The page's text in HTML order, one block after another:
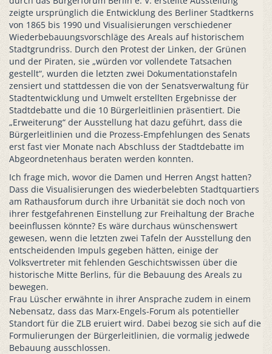
zeigte ursprünglich die Entwicklung des Berliner Stadtkerns
von 1865 bis 1990 und Visualisierungen verschiedener
Wiederbebauungsvorschläge des Areals auf historischem
Stadtgrundriss. Durch den Protest der Linken, der Grünen
und der Piraten, sie „würden vor vollendete Tatsachen
gestellt“, wurden die letzten zwei Dokumentationstafeln
zensiert und stattdessen die von der Senatsverwaltung für
Stadtentwicklung und Umwelt erstellten Ergebnisse der
Stadtdebatte und die 10 Bürgerleitlinien präsentiert. Die
„Erweiterung“ der Ausstellung hat dazu geführt, dass die
Bürgerleitlinien und die Prozess-Empfehlungen des Senats
erst fast vier Monate nach Abschluss der Stadtdebatte im
Abgeordnetenhaus beraten werden konnten.
Ich frage mich, wovor die Damen und Herren Angst hatten?
Dass die Visualisierungen des wiederbelebten Stadtquartiers
am Rathausforum durch ihre Urbanität sie doch noch von
ihrer festgefahrenen Einstellung zur Freihaltung der Brache
beeinflussen könnte? Es wäre durchaus wünschenswert
gewesen, wenn die letzten zwei Tafeln der Ausstellung den
entscheidenden Impuls gegeben hätten, einige der
Volksvertreter mit fehlenden Geschichtswissen über die
historische Mitte Berlins, für die Bebauung des Areals zu
bewegen.
Frau Lüscher erwähnte in ihrer Ansprache zudem in einem
Nebensatz, dass das Marx-Engels-Forum als potentieller
Standort für die ZLB eruiert wird. Dabei bezog sie sich auf die
Formulierungen der Bürgerleitlinien, die vormalig jedwede
Bebauung ausschlossen.